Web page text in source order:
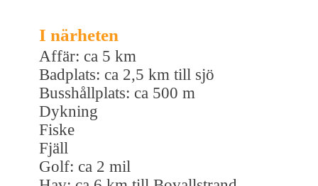
I närheten
Affär: ca 5 km
Badplats: ca 2,5 km till sjö
Busshållplats: ca 500 m
Dykning
Fiske
Fjäll
Golf: ca 2 mil